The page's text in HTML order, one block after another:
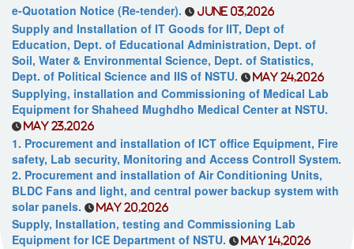
e-Quotation Notice (Re-tender).
June 03,2026
Supply and Installation of IT Goods for IIT, Dept of
Education, Dept. of Educational Administration, Dept. of
Soil, Water & Environmental Science, Dept. of Statistics,
Dept. of Political Science and IIS of NSTU.
May 24,2026
Supplying, installation and Commissioning of Medical Lab
Equipment for Shaheed Mughdho Medical Center at NSTU.
May 23,2026
1. Procurement and installation of ICT office Equipment, Fire
safety, Lab security, Monitoring and Access Controll System.
2. Procurement and installation of Air Conditioning Units,
BLDC Fans and light, and central power backup system with
solar panels.
May 20,2026
Supply, Installation, testing and Commissioning Lab
Equipment for ICE Department of NSTU.
May 14,2026